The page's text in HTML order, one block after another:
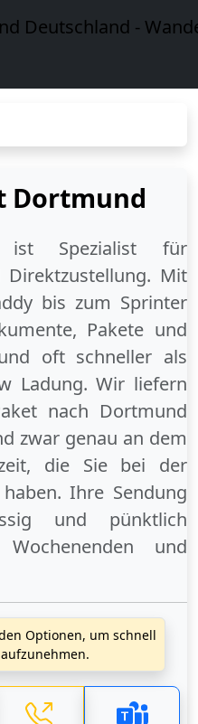
Dortmund
ist Spezialist für
Direktzustellung. Mit
bis zum Sprinter
Pakete und
oft schneller als
Ladung. Wir liefern
nach Dortmund
zwar genau an dem
die Sie bei der
Ihre Sendung
und pünktlich
Wochenenden und
Optionen, um schnell